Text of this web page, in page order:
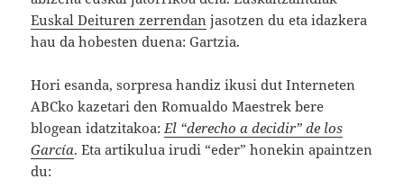
Euskal Deituren zerrendan jasotzen du eta idazkera
hau da hobesten duena: Gartzia.
Hori esanda, sorpresa handiz ikusi dut Interneten
ABCko kazetari den Romualdo Maestrek bere
blogean idatzitakoa:El “derecho a decidir” de los
García. Eta artikulua irudi “eder” honekin apaintzen
du: